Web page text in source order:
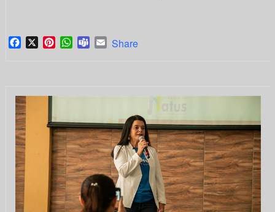
Facebook
X PinterestWhatsApp
TeamsEmail
Share